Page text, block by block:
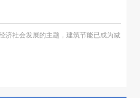
济社会发展的主题，建筑节能已成为减